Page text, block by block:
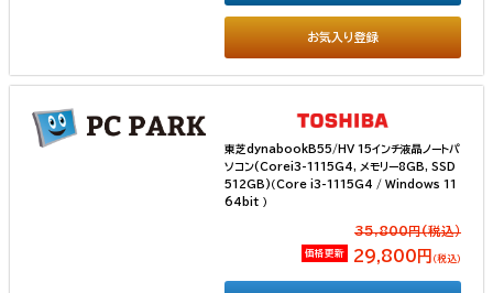
お気入り登録
東芝dynabookB55/HV 15インチ液晶ノートパ
ソコン(Corei3-1115G4, メモリー8GB, SSD
512GB)（Core i3-1115G4 / Windows 11
64bit ）
35,800円(税込）
価格更新 29,800円 （税込）